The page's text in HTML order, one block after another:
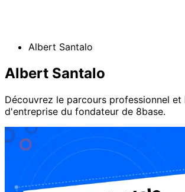
Albert Santalo
Albert Santalo
Découvrez le parcours professionnel et
d'entreprise du fondateur de 8base.